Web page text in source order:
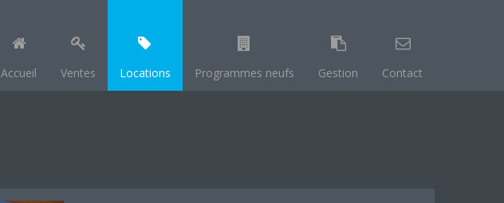
Accueil Ventes Locations Programmes neufs Gestion Contact